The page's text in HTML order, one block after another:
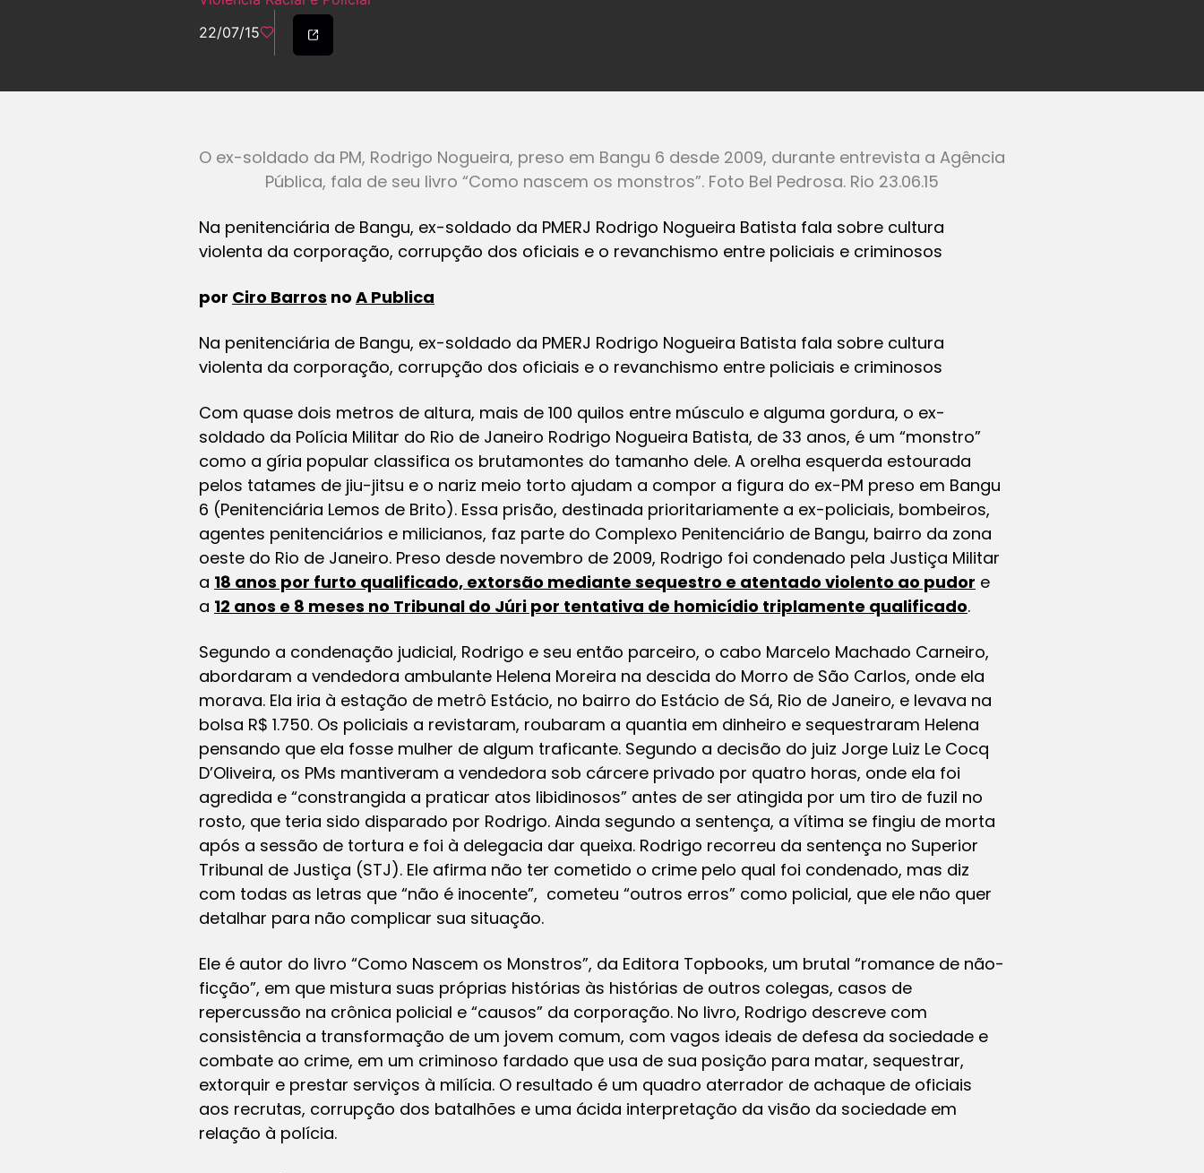
22/07/15
O ex-soldado da PM, Rodrigo Nogueira, preso em Bangu 6 desde 2009, durante entrevista a Agência
Pública, fala de seu livro “Como nascem os monstros”. Foto Bel Pedrosa. Rio 23.06.15
Na penitenciária de Bangu, ex-soldado da PMERJ Rodrigo Nogueira Batista fala sobre cultura
violenta da corporação, corrupção dos oficiais e o revanchismo entre policiais e criminosos
por Ciro Barros no A Publica
Na penitenciária de Bangu, ex-soldado da PMERJ Rodrigo Nogueira Batista fala sobre cultura
violenta da corporação, corrupção dos oficiais e o revanchismo entre policiais e criminosos
Com quase dois metros de altura, mais de 100 quilos entre músculo e alguma gordura, o ex-
soldado da Polícia Militar do Rio de Janeiro Rodrigo Nogueira Batista, de 33 anos, é um “monstro”
como a gíria popular classifica os brutamontes do tamanho dele. A orelha esquerda estourada
pelos tatames de jiu-jitsu e o nariz meio torto ajudam a compor a figura do ex-PM preso em Bangu
6 (Penitenciária Lemos de Brito). Essa prisão, destinada prioritariamente a ex-policiais, bombeiros,
agentes penitenciários e milicianos, faz parte do Complexo Penitenciário de Bangu, bairro da zona
oeste do Rio de Janeiro. Preso desde novembro de 2009, Rodrigo foi condenado pela Justiça Militar
a 18 anos por furto qualificado, extorsão mediante sequestro e atentado violento ao pudor e
a 12 anos e 8 meses no Tribunal do Júri por tentativa de homicídio triplamente qualificado.
Segundo a condenação judicial, Rodrigo e seu então parceiro, o cabo Marcelo Machado Carneiro,
abordaram a vendedora ambulante Helena Moreira na descida do Morro de São Carlos, onde ela
morava. Ela iria à estação de metrô Estácio, no bairro do Estácio de Sá, Rio de Janeiro, e levava na
bolsa R$ 1.750. Os policiais a revistaram, roubaram a quantia em dinheiro e sequestraram Helena
pensando que ela fosse mulher de algum traficante. Segundo a decisão do juiz Jorge Luiz Le Cocq
D’Oliveira, os PMs mantiveram a vendedora sob cárcere privado por quatro horas, onde ela foi
agredida e “constrangida a praticar atos libidinosos” antes de ser atingida por um tiro de fuzil no
rosto, que teria sido disparado por Rodrigo. Ainda segundo a sentença, a vítima se fingiu de morta
após a sessão de tortura e foi à delegacia dar queixa. Rodrigo recorreu da sentença no Superior
Tribunal de Justiça (STJ). Ele afirma não ter cometido o crime pelo qual foi condenado, mas diz
com todas as letras que “não é inocente”, cometeu “outros erros” como policial, que ele não quer
detalhar para não complicar sua situação.
Ele é autor do livro “Como Nascem os Monstros”, da Editora Topbooks, um brutal “romance de não-
ficção”, em que mistura suas próprias histórias às histórias de outros colegas, casos de
repercussão na crônica policial e “causos” da corporação. No livro, Rodrigo descreve com
consistência a transformação de um jovem comum, com vagos ideais de defesa da sociedade e
combate ao crime, em um criminoso fardado que usa de sua posição para matar, sequestrar,
extorquir e prestar serviços à milícia. O resultado é um quadro aterrador de achaque de oficiais
aos recrutas, corrupção dos batalhões e uma ácida interpretação da visão da sociedade em
relação à polícia.